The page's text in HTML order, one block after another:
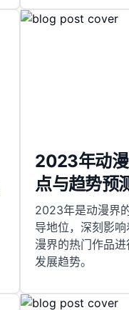
2023年动
点与趋势预
2023年是动漫界
导地位，深刻影
漫界的热门作品
发展趋势。